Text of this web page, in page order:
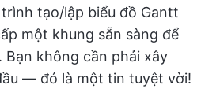
tạo/lập biểu đồ Gantt
một khung sẵn sàng để
Bạn không cần phải xây
— đó là một tin tuyệt vời!